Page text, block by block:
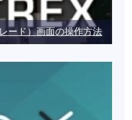
ード）画面の操作方法